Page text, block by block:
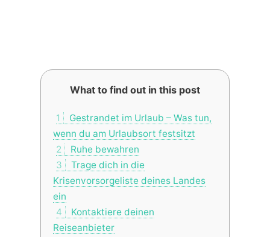
What to find out in this post
1
Gestrandet im Urlaub – Was tun,
wenn du am Urlaubsort festsitzt
2
Ruhe bewahren
3
Trage dich in die
Krisenvorsorgeliste deines Landes
ein
4
Kontaktiere deinen
Reiseanbieter